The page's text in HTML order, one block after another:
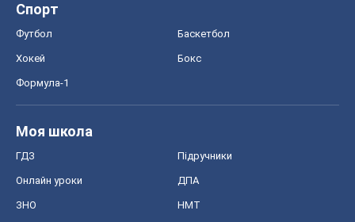
Спорт
Футбол Баскетбол
Хокей Бокс
Формула-1
Моя школа
ГДЗ Підручники
Онлайн уроки ДПА
ЗНО НМТ